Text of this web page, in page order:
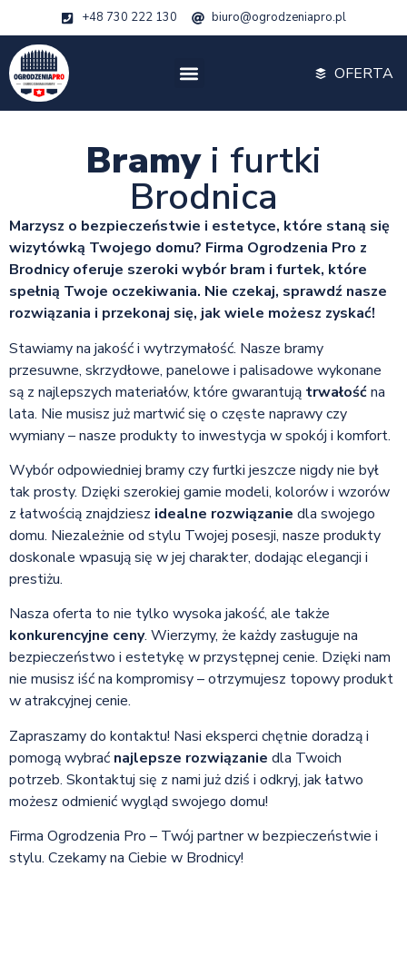
+48 730 222 130 biuro@ogrodzeniapro.pl
OFERTA
Bramy i furtki
Brodnica
Marzysz o bezpieczeństwie i estetyce, które staną się
wizytówką Twojego domu? Firma Ogrodzenia Pro z
Brodnicy oferuje szeroki wybór bram i furtek, które
spełnią Twoje oczekiwania. Nie czekaj, sprawdź nasze
rozwiązania i przekonaj się, jak wiele możesz zyskać!
Stawiamy na jakość i wytrzymałość. Nasze bramy
przesuwne, skrzydłowe, panelowe i palisadowe wykonane
są z najlepszych materiałów, które gwarantują trwałośćna
lata. Nie musisz już martwić się o częste naprawy czy
wymiany – nasze produkty to inwestycja w spokój i komfort.
Wybór odpowiedniej bramy czy furtki jeszcze nigdy nie był
tak prosty. Dzięki szerokiej gamie modeli, kolorów i wzorów
z łatwością znajdziesz idealne rozwiązanie dla swojego
domu. Niezależnie od stylu Twojej posesji, nasze produkty
doskonale wpasują się w jej charakter, dodając elegancji i
prestiżu.
Nasza oferta to nie tylko wysoka jakość, ale także
konkurencyjne ceny. Wierzymy, że każdy zasługuje na
bezpieczeństwo i estetykę w przystępnej cenie. Dzięki nam
nie musisz iść na kompromisy – otrzymujesz topowy produkt
w atrakcyjnej cenie.
Zapraszamy do kontaktu! Nasi eksperci chętnie doradzą i
pomogą wybrać najlepsze rozwiązanie dla Twoich
potrzeb. Skontaktuj się z nami już dziś i odkryj, jak łatwo
możesz odmienić wygląd swojego domu!
Firma Ogrodzenia Pro – Twój partner w bezpieczeństwie i
stylu. Czekamy na Ciebie w Brodnicy!